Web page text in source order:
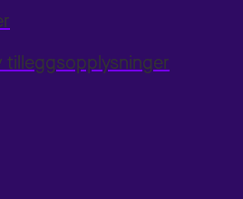
tilleggsopplysninger